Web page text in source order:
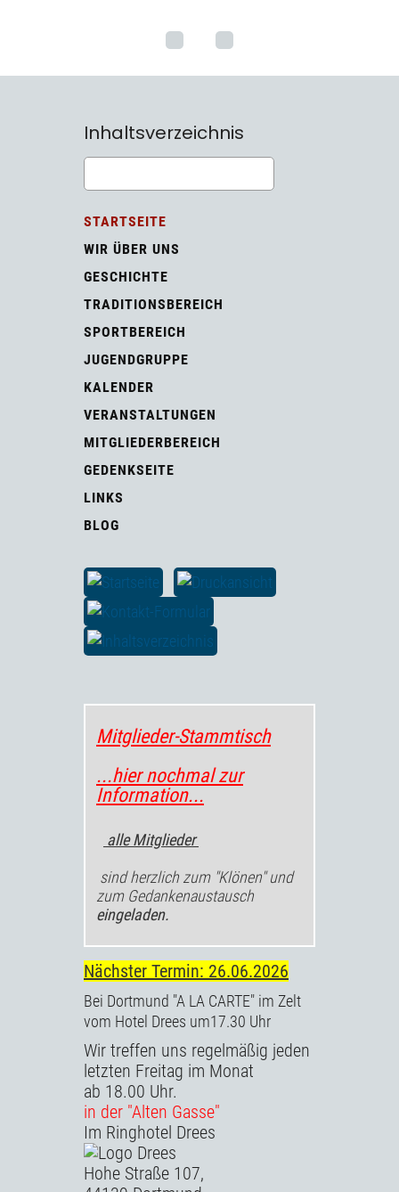
Inhaltsverzeichnis
STARTSEITE
WIR ÜBER UNS
GESCHICHTE
TRADITIONSBEREICH
SPORTBEREICH
JUGENDGRUPPE
KALENDER
VERANSTALTUNGEN
MITGLIEDERBEREICH
GEDENKSEITE
LINKS
BLOG
Mitglieder-Stammtisch
...hier nochmal zur
Information...
alle Mitglieder
sind herzlich zum "Klönen" und
zum Gedankenaustausch
eingeladen.
Nächster Termin: 26.06.2026
Bei Dortmund "A LA CARTE" im Zelt
vom Hotel Drees um17.30 Uhr
Wir treffen uns regelmäßig jeden
letzten Freitag im Monat
ab 18.00 Uhr.
in der "Alten Gasse"
Im Ringhotel Drees
Hohe Straße 107,